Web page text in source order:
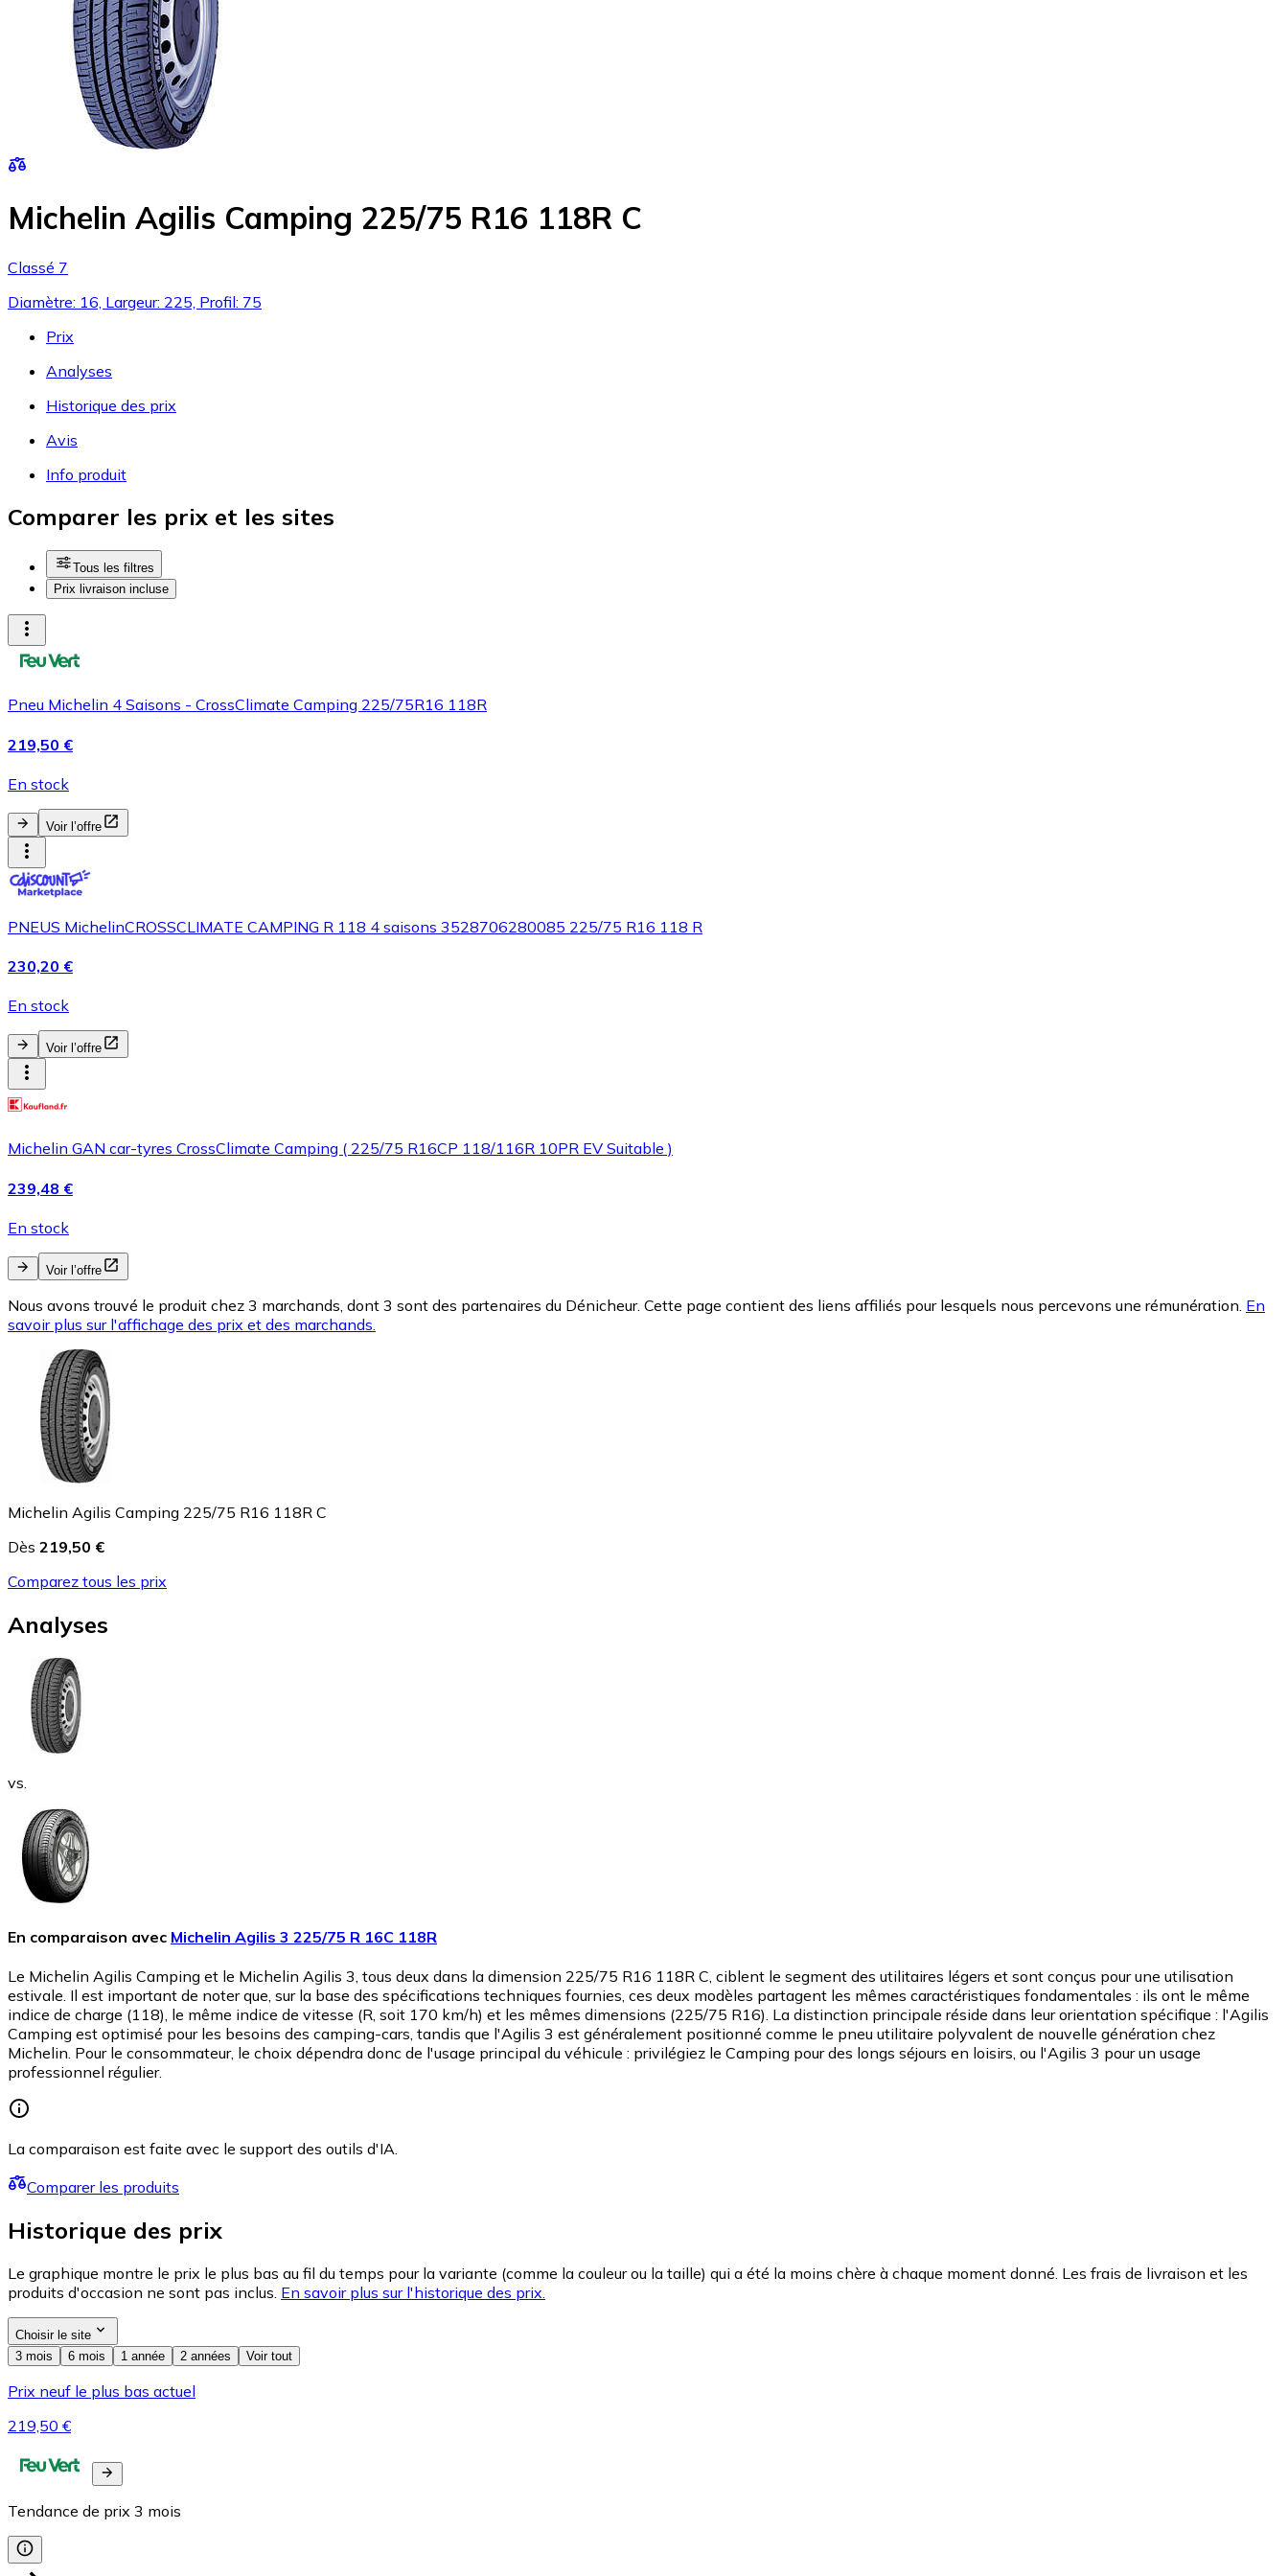
Michelin Agilis Camping 225/75 R16 118R C
Classé 7
Diamètre: 16, Largeur: 225, Profil: 75
Prix
Analyses
Historique des prix
Avis
Info produit
Comparer les prix et les sites
Tous les filtres
Prix livraison incluse
Pneu Michelin 4 Saisons - CrossClimate Camping 225/75R16 118R
219,50 €
En stock
Voir l’offre
PNEUS MichelinCROSSCLIMATE CAMPING R 118 4 saisons 3528706280085 225/75 R16 118 R
230,20 €
En stock
Voir l’offre
Michelin GAN car-tyres CrossClimate Camping ( 225/75 R16CP 118/116R 10PR EV Suitable )
239,48 €
En stock
Voir l’offre
Nous avons trouvé le produit chez 3 marchands, dont 3 sont des partenaires du Dénicheur. Cette page contient des liens affiliés pour lesquels nous percevons une rémunération. En
savoir plus sur l'affichage des prix et des marchands.
Michelin Agilis Camping 225/75 R16 118R C
Dès 219,50 €
Comparez tous les prix
Analyses
vs.
En comparaison avec Michelin Agilis 3 225/75 R 16C 118R
Le Michelin Agilis Camping et le Michelin Agilis 3, tous deux dans la dimension 225/75 R16 118R C, ciblent le segment des utilitaires légers et sont conçus pour une utilisation
estivale. Il est important de noter que, sur la base des spécifications techniques fournies, ces deux modèles partagent les mêmes caractéristiques fondamentales : ils ont le même
indice de charge (118), le même indice de vitesse (R, soit 170 km/h) et les mêmes dimensions (225/75 R16). La distinction principale réside dans leur orientation spécifique : l'Agilis
Camping est optimisé pour les besoins des camping-cars, tandis que l'Agilis 3 est généralement positionné comme le pneu utilitaire polyvalent de nouvelle génération chez
Michelin. Pour le consommateur, le choix dépendra donc de l'usage principal du véhicule : privilégiez le Camping pour des longs séjours en loisirs, ou l'Agilis 3 pour un usage
professionnel régulier.
La comparaison est faite avec le support des outils d'IA.
Comparer les produits
Historique des prix
Le graphique montre le prix le plus bas au fil du temps pour la variante (comme la couleur ou la taille) qui a été la moins chère à chaque moment donné. Les frais de livraison et les
produits d'occasion ne sont pas inclus. En savoir plus sur l'historique des prix.
Choisir le site
3 mois
6 mois 1 année 2 années Voir tout
Prix neuf le plus bas actuel
219,50 €
Tendance de prix 3 mois